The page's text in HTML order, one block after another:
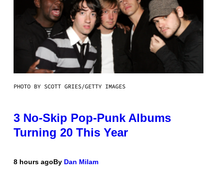
PHOTO BY SCOTT GRIES/GETTY IMAGES
3 No-Skip Pop-Punk Albums
Turning 20 This Year
8 hours agoBy Dan Milam